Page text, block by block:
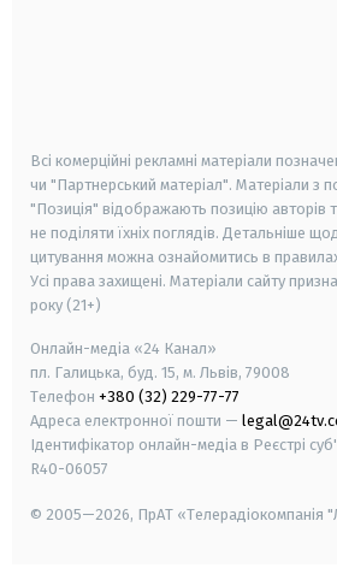
Всі комерційні рекламні матеріали
чи "Партнерський матеріал". Матеріали з
"Позиція" відображають позицію авторів
не поділяти їхніх поглядів. Детальніше
цитування можна ознайомитись в
Усі права захищені. Матеріали сайту
року (21+)
Онлайн-медіа «24 Канал»
пл. Галицька, буд. 15, м. Львів, 79008
Телефон +380 (32) 229-77-77
Адреса електронної пошти —
Ідентифікатор онлайн-медіа в Реєстрі
R40-06057
© 2005—2026, ПрАТ «Телерадіокомпанія